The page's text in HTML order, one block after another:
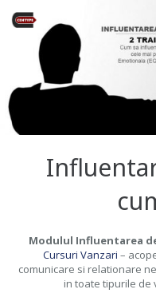
Modulul Influentarea
Cursuri Vanzari –
comunicare si relationare
in toate tipurile de